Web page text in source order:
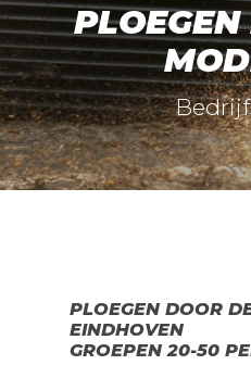
PLOEGEN DOOR
EINDHOVEN
GROEPEN 20-50